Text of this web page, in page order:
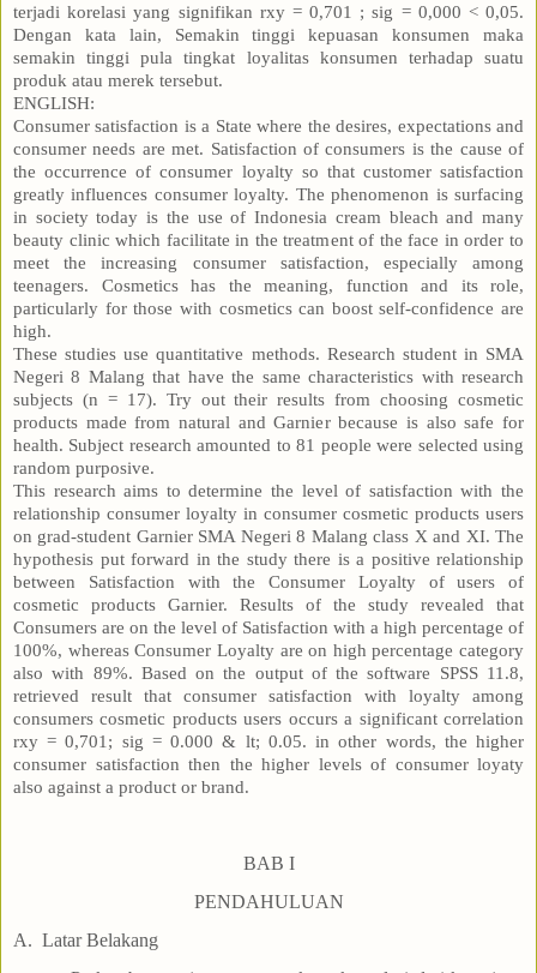
terjadi korelasi yang signifikan rxy = 0,701 ; sig = 0,000 < 0,05.
Dengan kata lain, Semakin tinggi kepuasan konsumen maka
semakin tinggi pula tingkat loyalitas konsumen terhadap suatu
produk atau merek tersebut.
ENGLISH:
Consumer satisfaction is a State where the desires, expectations and
consumer needs are met. Satisfaction of consumers is the cause of
the occurrence of consumer loyalty so that customer satisfaction
greatly influences consumer loyalty. The phenomenon is surfacing
in society today is the use of Indonesia cream bleach and many
beauty clinic which facilitate in the treatment of the face in order to
meet the increasing consumer satisfaction, especially among
teenagers. Cosmetics has the meaning, function and its role,
particularly for those with cosmetics can boost self-confidence are
high.
These studies use quantitative methods. Research student in SMA
Negeri 8 Malang that have the same characteristics with research
subjects (n = 17). Try out their results from choosing cosmetic
products made from natural and Garnier because is also safe for
health. Subject research amounted to 81 people were selected using
random purposive.
This research aims to determine the level of satisfaction with the
relationship consumer loyalty in consumer cosmetic products users
on grad-student Garnier SMA Negeri 8 Malang class X and XI. The
hypothesis put forward in the study there is a positive relationship
between Satisfaction with the Consumer Loyalty of users of
cosmetic products Garnier. Results of the study revealed that
Consumers are on the level of Satisfaction with a high percentage of
100%, whereas Consumer Loyalty are on high percentage category
also with 89%. Based on the output of the software SPSS 11.8,
retrieved result that consumer satisfaction with loyalty among
consumers cosmetic products users occurs a significant correlation
rxy = 0,701; sig = 0.000 & lt; 0.05. in other words, the higher
consumer satisfaction then the higher levels of consumer loyaty
also against a product or brand.
BAB I
PENDAHULUAN
A. Latar Belakang